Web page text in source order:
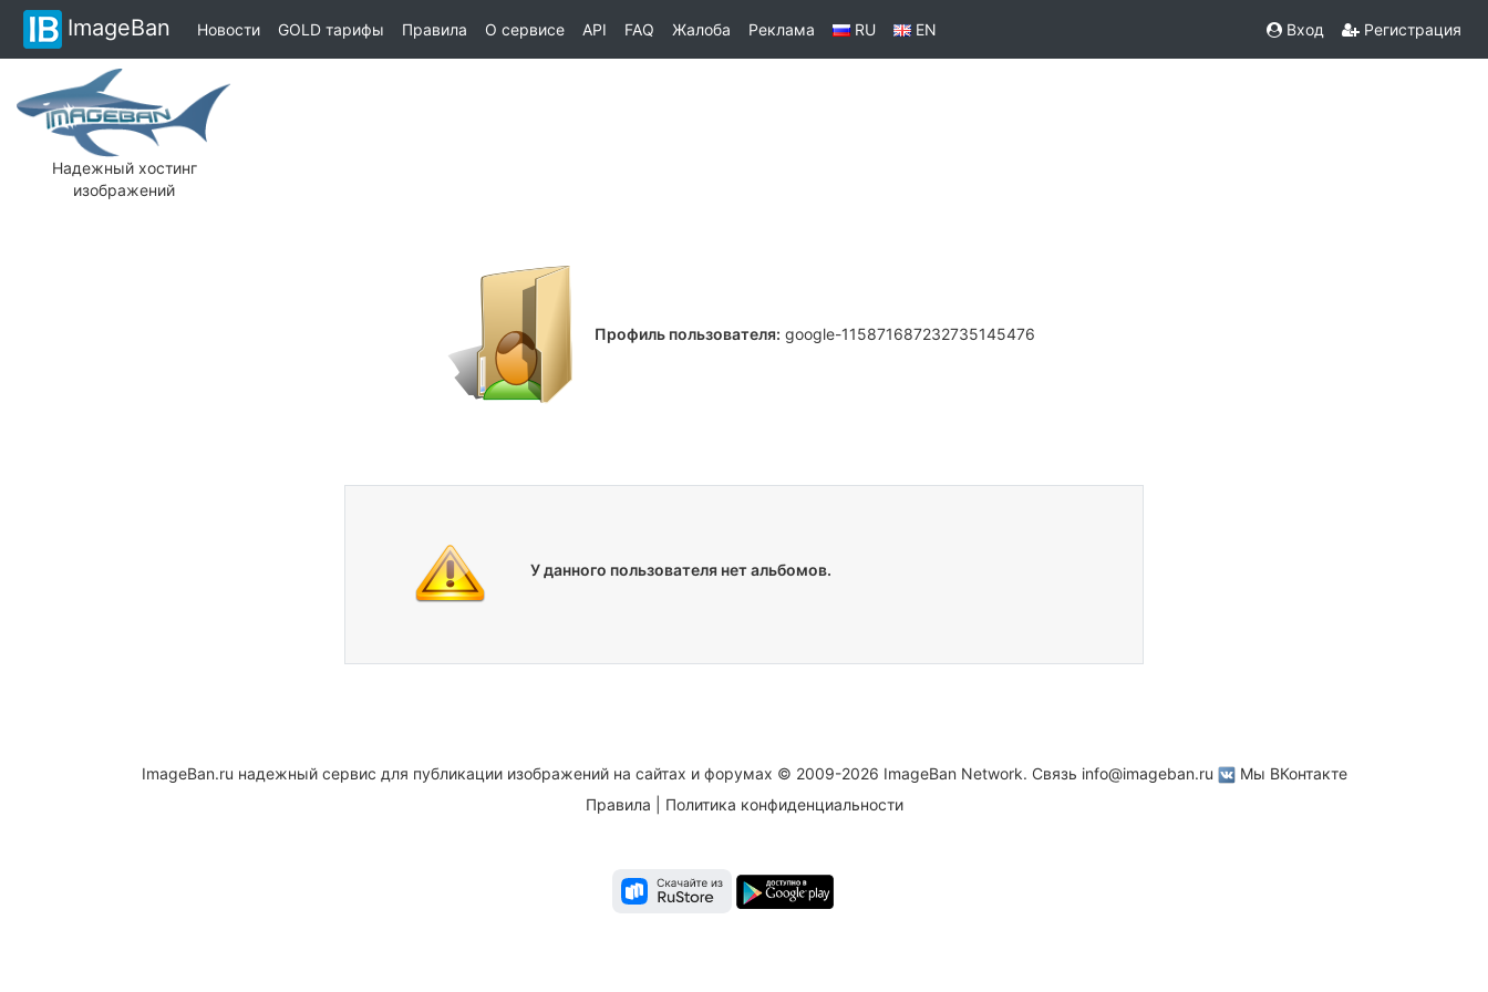
ImageBan Новости GOLD тарифы Правила О сервисе API FAQ Жалоба Реклама RU EN Вход Регистрация
Надежный хостинг
изображений
Профиль пользователя: google-115871687232735145476
У данного пользователя нет альбомов.
ImageBan.ru надежный сервис для публикации изображений на сайтах и форумах © 2009-2026 ImageBan Network. Связь info@imageban.ru
Мы ВКонтакте
Правила
Политика конфиденциальности